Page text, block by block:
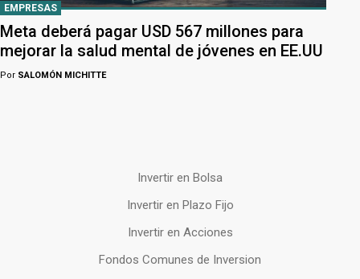
EMPRESAS
Meta deberá pagar USD 567 millones para
mejorar la salud mental de jóvenes en EE.UU
Por SALOMÓN MICHITTE
Invertir en Bolsa
Invertir en Plazo Fijo
Invertir en Acciones
Fondos Comunes de Inversion